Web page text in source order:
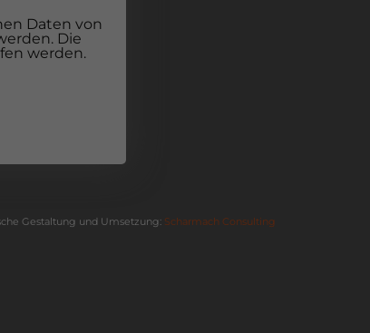
Daten von
Die
werden.
Gestaltung und Umsetzung: Scharmach Consulting